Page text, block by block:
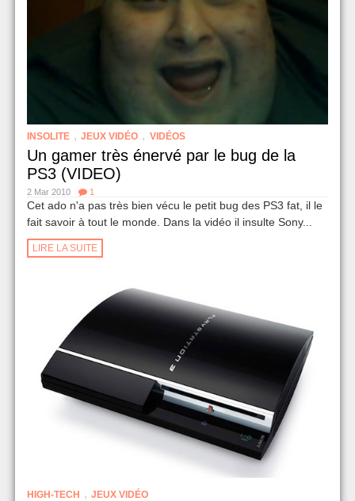
INSOLITE , JEUX VIDÉO , VIDÉOS
Un gamer très énervé par le bug de la
PS3 (VIDEO)
2 Mar 2010 1
Cet ado n'a pas très bien vécu le petit bug des PS3 fat, il le
fait savoir à tout le monde. Dans la vidéo il insulte Sony...
LIRE LA SUITE
HIGH-TECH , JEUX VIDÉO